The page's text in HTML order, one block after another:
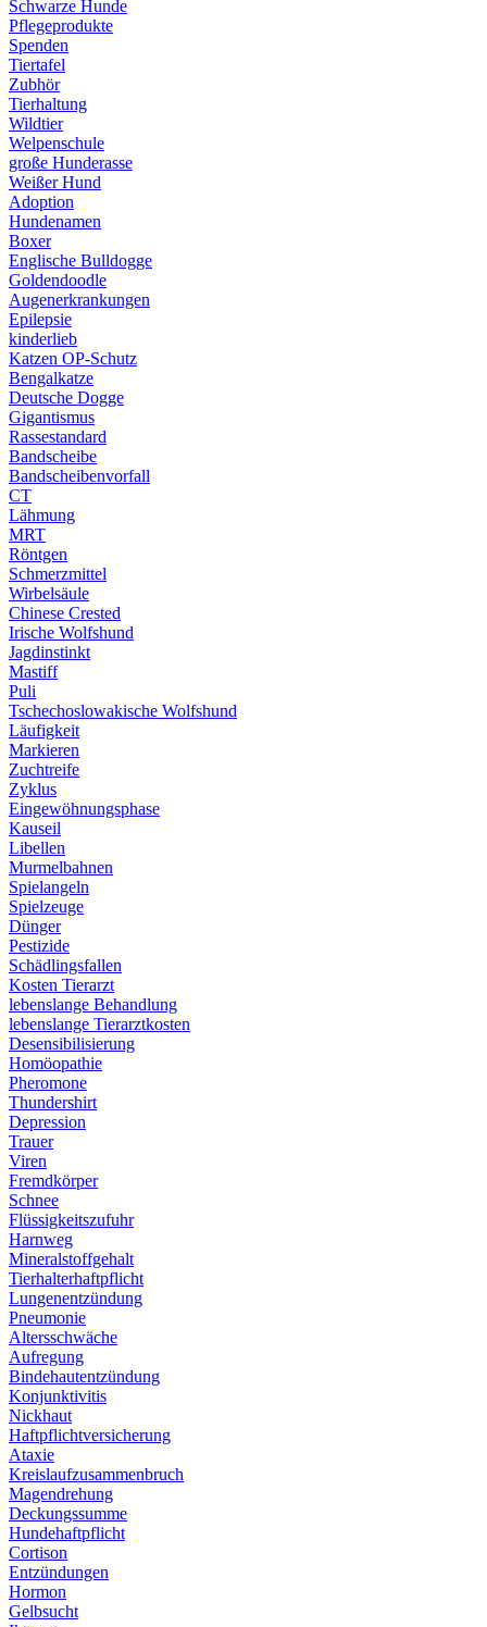
Schwarze Hunde
Pflegeprodukte
Spenden
Tiertafel
Zubhör
Tierhaltung
Wildtier
Welpenschule
große Hunderasse
Weißer Hund
Adoption
Hundenamen
Boxer
Englische Bulldogge
Goldendoodle
Augenerkrankungen
Epilepsie
kinderlieb
Katzen OP-Schutz
Bengalkatze
Deutsche Dogge
Gigantismus
Rassestandard
Bandscheibe
Bandscheibenvorfall
CT
Lähmung
MRT
Röntgen
Schmerzmittel
Wirbelsäule
Chinese Crested
Irische Wolfshund
Jagdinstinkt
Mastiff
Puli
Tschechoslowakische Wolfshund
Läufigkeit
Markieren
Zuchtreife
Zyklus
Eingewöhnungsphase
Kauseil
Libellen
Murmelbahnen
Spielangeln
Spielzeuge
Dünger
Pestizide
Schädlingsfallen
Kosten Tierarzt
lebenslange Behandlung
lebenslange Tierarztkosten
Desensibilisierung
Homöopathie
Pheromone
Thundershirt
Depression
Trauer
Viren
Fremdkörper
Schnee
Flüssigkeitszufuhr
Harnweg
Mineralstoffgehalt
Tierhalterhaftpflicht
Lungenentzündung
Pneumonie
Altersschwäche
Aufregung
Bindehautentzündung
Konjunktivitis
Nickhaut
Haftpflichtversicherung
Ataxie
Kreislaufzusammenbruch
Magendrehung
Deckungssumme
Hundehaftpflicht
Cortison
Entzündungen
Hormon
Gelbsucht